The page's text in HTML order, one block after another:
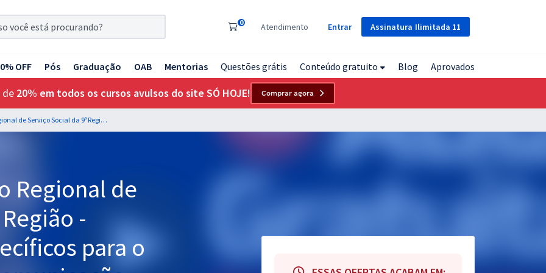
Assinatura Ilimitada 11
0 Atendimento Entrar
OFF Pós Graduação OAB Mentorias Questões grátis Conteúdo gratuito Blog Aprovados
de 20% em todos os cursos avulsos do site SÓ HOJE! Comprar agora
CRESS SP - Conselho Regional de Serviço Social da 9ª Região - Conhecimentos Específicos para o Cargo: Analista de Comunicação
Regional de
-
para o